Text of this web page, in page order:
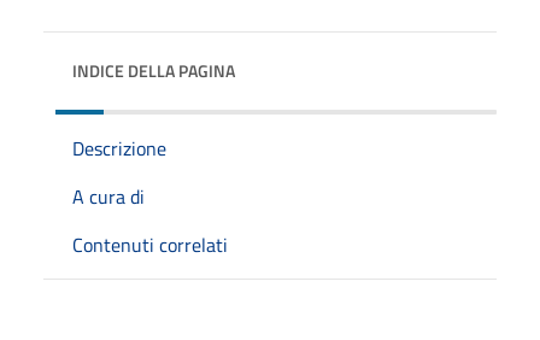
INDICE DELLA PAGINA
Descrizione
A cura di
Contenuti correlati